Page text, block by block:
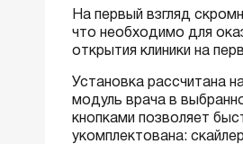
На первый взгляд
что необходимо для
открытия клиники на
Установка рассчитана
модуль врача в
кнопками позволяет
укомплектована: